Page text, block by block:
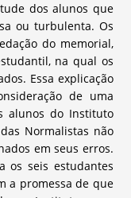
dos alunos que
ou turbulenta. Os
do memorial,
na qual os
Essa explicação
de uma
alunos do Instituto
Normalistas não
em seus erros.
os seis estudantes
a promessa de que